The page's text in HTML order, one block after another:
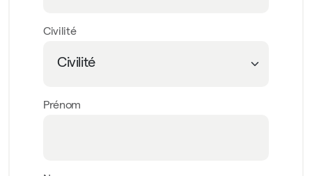
Civilité
Prénom